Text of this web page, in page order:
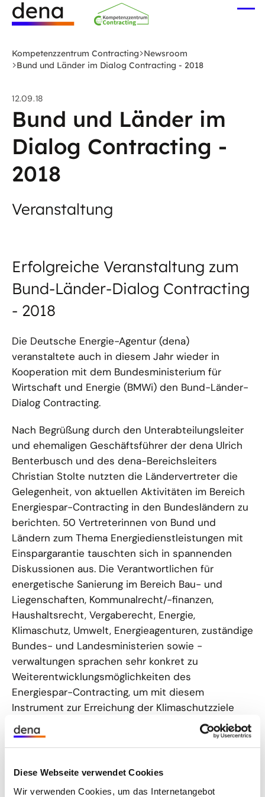
Diese Webseite verwendet Cookies
Wir verwenden Cookies, um das Internetangebot
Zum
Hauptinhalt
Deutsche
Energie-
(dena)
-
zur
Startseite
Kompetenzzentrum Contracting Newsroom
Bund und Länder im Dialog Contracting - 2018
12.09.18
Bund und Länder im
Dialog Contracting -
2018
Veranstaltung
Erfolgreiche Veranstaltung zum
Bund-Länder-Dialog Contracting
- 2018
Die Deutsche Energie-Agentur (dena)
veranstaltete auch in diesem Jahr wieder in
Kooperation mit dem Bundesministerium für
Wirtschaft und Energie (BMWi) den Bund-Länder-
Dialog Contracting.
Nach Begrüßung durch den Unterabteilungsleiter
und ehemaligen Geschäftsführer der dena Ulrich
Benterbusch und des dena-Bereichsleiters
Christian Stolte nutzten die Ländervertreter die
Gelegenheit, von aktuellen Aktivitäten im Bereich
Energiespar-Contracting in den Bundesländern zu
berichten. 50 Vertreterinnen von Bund und
Ländern zum Thema Energiedienstleistungen mit
Einspargarantie tauschten sich in spannenden
Diskussionen aus. Die Verantwortlichen für
energetische Sanierung im Bereich Bau- und
Liegenschaften, Kommunalrecht/-finanzen,
Haushaltsrecht, Vergaberecht, Energie,
Klimaschutz, Umwelt, Energieagenturen, zuständige
Bundes- und Landesministerien sowie -
verwaltungen sprachen sehr konkret zu
Weiterentwicklungsmöglichkeiten des
Energiespar-Contracting, um mit diesem
Instrument zur Erreichung der Klimaschutzziele
beizutragen. Damit ergeben sich viele
Verknüpfungsmöglichkeiten im Kontext der
kommunalen Energiemanagement. Als besondere